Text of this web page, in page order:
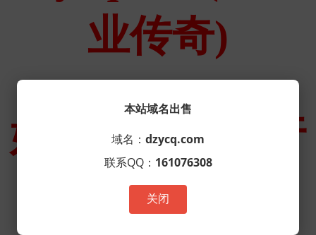
本站域名出售
域名： dzycq.com
联系QQ： 161076308
关闭